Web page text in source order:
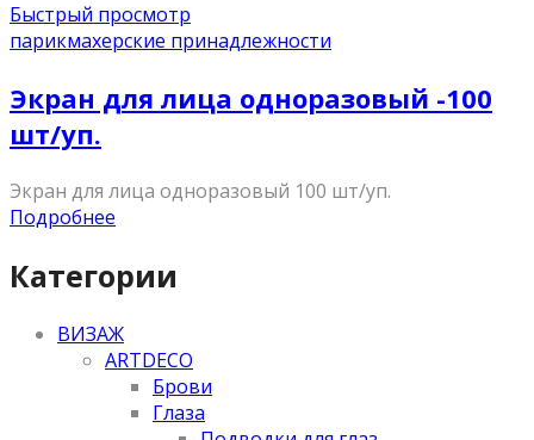
Быстрый просмотр
парикмахерские принадлежности
Экран для лица одноразовый -100
шт/уп.
Экран для лица одноразовый 100 шт/уп.
Подробнее
Категории
ВИЗАЖ
ARTDECO
Брови
Глаза